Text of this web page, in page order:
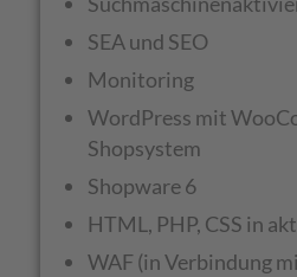
SEA und SEO
Monitoring
WordPress mit
Shopsystem
Shopware 6
HTML, PHP, CSS in
WAF (in Verbindung